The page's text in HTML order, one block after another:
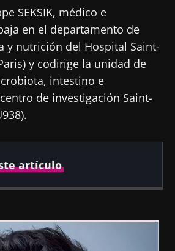
SEKSIK, médico e
en el departamento de
y nutrición del Hospital Saint-
y codirige la unidad de
intestino e
de investigación Saint-
artículo